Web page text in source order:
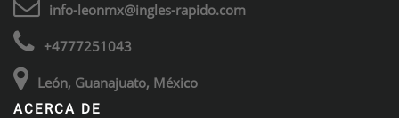
info-leonmx@ingles-rapido.com
+4777251043
León, Guanajuato, México
ACERCA DE